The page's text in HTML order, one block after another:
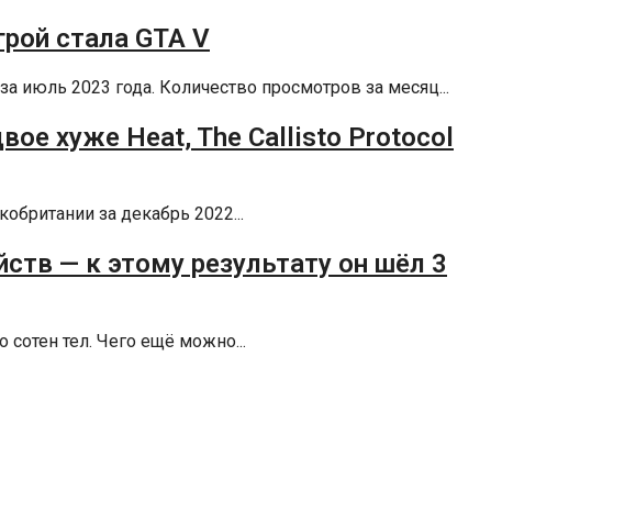
стала GTA V
июль 2023 года. Количество просмотров за месяц...
хуже Heat, The Callisto Protocol
за декабрь 2022...
— к этому результату он шёл 3
сотен тел. Чего ещё можно...